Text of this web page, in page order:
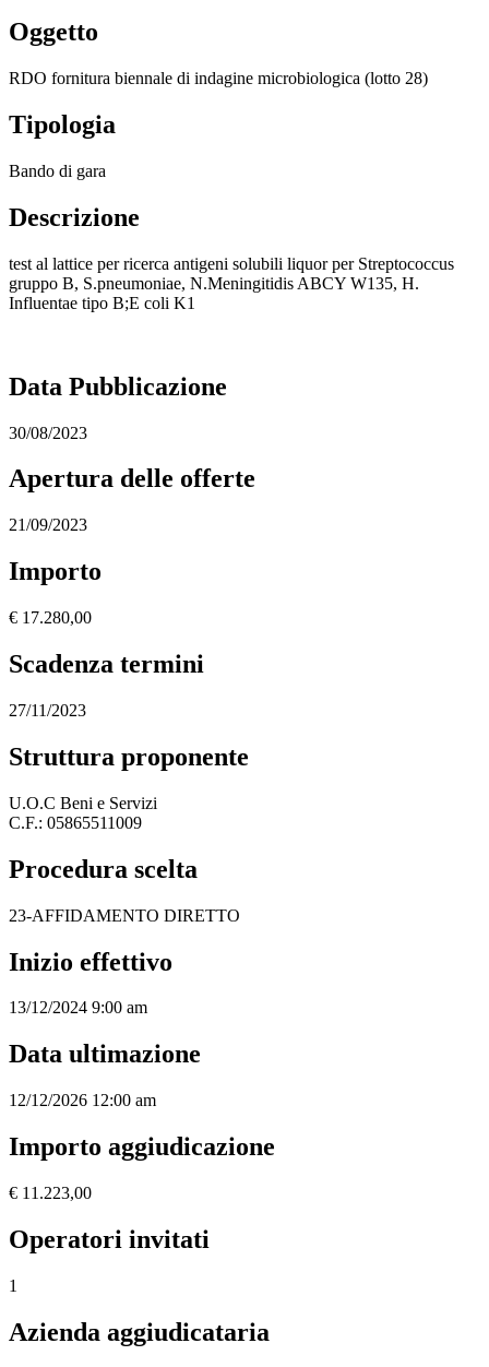
Oggetto
RDO fornitura biennale di indagine microbiologica (lotto 28)
Tipologia
Bando di gara
Descrizione
test al lattice per ricerca antigeni solubili liquor per Streptococcus
gruppo B, S.pneumoniae, N.Meningitidis ABCY W135, H.
Influentae tipo B;E coli K1
Data Pubblicazione
30/08/2023
Apertura delle offerte
21/09/2023
Importo
€ 17.280,00
Scadenza termini
27/11/2023
Struttura proponente
U.O.C Beni e Servizi
C.F.: 05865511009
Procedura scelta
23-AFFIDAMENTO DIRETTO
Inizio effettivo
13/12/2024 9:00 am
Data ultimazione
12/12/2026 12:00 am
Importo aggiudicazione
€ 11.223,00
Operatori invitati
1
Azienda aggiudicataria